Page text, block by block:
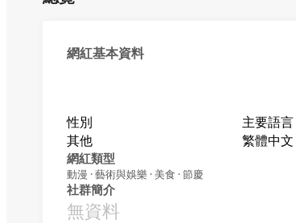
網紅基本資料
性別
其他
主要語言
繁體中文
網紅類型
動漫 · 藝術與娛樂 · 美食 · 節慶
社群簡介
無資料